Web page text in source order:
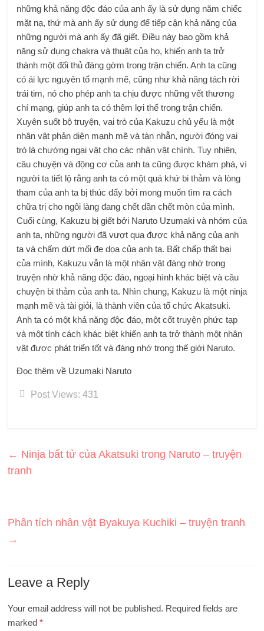
những khả năng độc đáo của anh ấy là sử dụng năm chiếc
mặt nạ, thứ mà anh ấy sử dụng để tiếp cận khả năng của
những người mà anh ấy đã giết. Điều này bao gồm khả
năng sử dụng chakra và thuật của họ, khiến anh ta trở
thành một đối thủ đáng gờm trong trận chiến. Anh ta cũng
có ái lực nguyên tố mạnh mẽ, cũng như khả năng tách rời
trái tim, nó cho phép anh ta chịu được những vết thương
chí mạng, giúp anh ta có thêm lợi thế trong trận chiến.
Xuyên suốt bộ truyện, vai trò của Kakuzu chủ yếu là một
nhân vật phản diện mạnh mẽ và tàn nhẫn, người đóng vai
trò là chướng ngại vật cho các nhân vật chính. Tuy nhiên,
câu chuyện và động cơ của anh ta cũng được khám phá, vì
người ta tiết lộ rằng anh ta có một quá khứ bi thảm và lòng
tham của anh ta bị thúc đẩy bởi mong muốn tìm ra cách
chữa trị cho ngôi làng đang chết dần chết mòn của mình.
Cuối cùng, Kakuzu bị giết bởi Naruto Uzumaki và nhóm của
anh ta, những người đã vượt qua được khả năng của anh
ta và chấm dứt mối đe dọa của anh ta. Bất chấp thất bại
của mình, Kakuzu vẫn là một nhân vật đáng nhớ trong
truyện nhờ khả năng độc đáo, ngoại hình khác biệt và câu
chuyện bi thảm của anh ta. Nhìn chung, Kakuzu là một ninja
mạnh mẽ và tài giỏi, là thành viên của tổ chức Akatsuki.
Anh ta có một khả năng độc đáo, một cốt truyện phức tạp
và một tính cách khác biệt khiến anh ta trở thành một nhân
vật được phát triển tốt và đáng nhớ trong thế giới Naruto.
Đọc thêm về Uzumaki Naruto
Post Views: 431
← Ninja bất tử của Akatsuki trong Naruto – truyện
tranh
Phân tích nhân vật Byakuya Kuchiki – truyện tranh
→
Leave a Reply
Your email address will not be published. Required fields are
marked*